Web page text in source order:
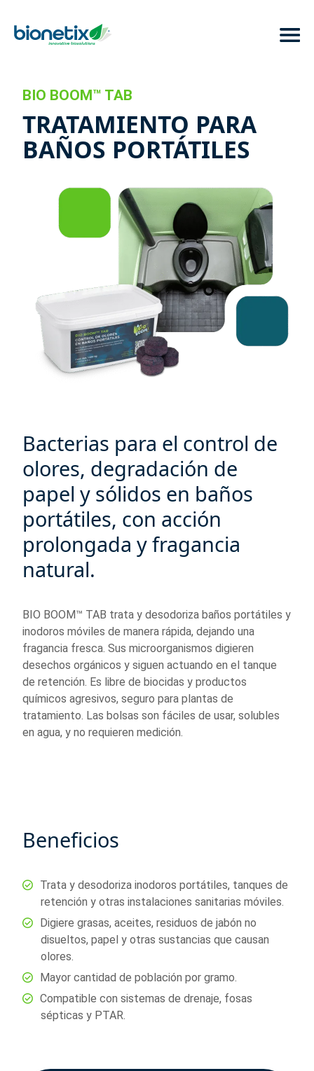
BIO BOOM™ TAB
TRATAMIENTO PARA
BAÑOS PORTÁTILES
Bacterias para el control de
olores, degradación de
papel y sólidos en baños
portátiles, con acción
prolongada y fragancia
natural.
BIO BOOM™ TAB trata y desodoriza baños portátiles y
inodoros móviles de manera rápida, dejando una
fragancia fresca. Sus microorganismos digieren
desechos orgánicos y siguen actuando en el tanque
de retención. Es libre de biocidas y productos
químicos agresivos, seguro para plantas de
tratamiento. Las bolsas son fáciles de usar, solubles
en agua, y no requieren medición.
Beneficios
Trata y desodoriza inodoros portátiles, tanques de
retención y otras instalaciones sanitarias móviles.
Digiere grasas, aceites, residuos de jabón no
disueltos, papel y otras sustancias que causan
olores.
Mayor cantidad de población por gramo.
Compatible con sistemas de drenaje, fosas
sépticas y PTAR.